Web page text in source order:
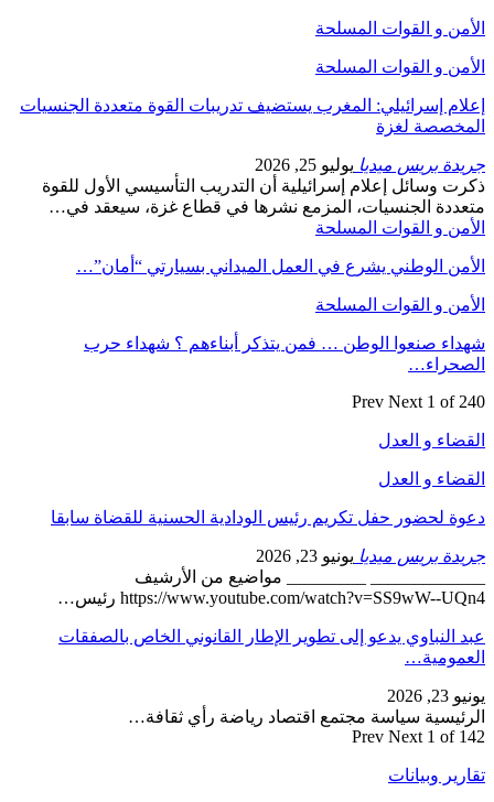
الأمن و القوات المسلحة
الأمن و القوات المسلحة
إعلام إسرائيلي: المغرب يستضيف تدريبات القوة متعددة الجنسيات
المخصصة لغزة
جريدة بريس ميديا يوليو 25, 2026
ذكرت وسائل إعلام إسرائيلية أن التدريب التأسيسي الأول للقوة
متعددة الجنسيات، المزمع نشرها في قطاع غزة، سيعقد في…
الأمن و القوات المسلحة
الأمن الوطني يشرع في العمل الميداني بسيارتي “أمان”…
الأمن و القوات المسلحة
شهداء صنعوا الوطن … فمن يتذكر أبناءهم ؟ شهداء حرب
الصحراء…
Prev Next 1 of 240
القضاء و العدل
القضاء و العدل
دعوة لحضور حفل تكريم رئيس الودادية الحسنية للقضاة سابقا
جريدة بريس ميديا يونيو 23, 2026
_____________ _________ مواضيع من الأرشيف
https://www.youtube.com/watch?v=SS9wW--UQn4 رئيس…
عبد النباوي يدعو إلى تطوير الإطار القانوني الخاص بالصفقات
العمومية…
يونيو 23, 2026
الرئيسية سياسة مجتمع اقتصاد رياضة رأي ثقافة…
Prev Next 1 of 142
تقارير وبيانات